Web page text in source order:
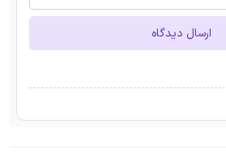
ارسال دیدگاه